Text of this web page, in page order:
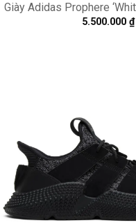
Giày Adidas Prophere
5.500.000 ₫